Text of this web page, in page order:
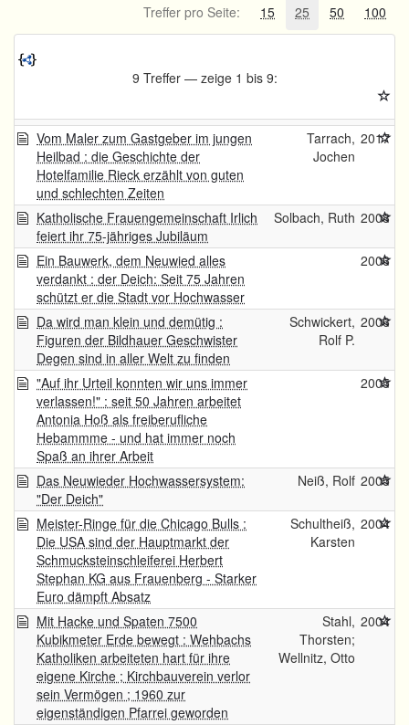
Treffer pro Seite:
15 25 50 100
9 Treffer — zeige 1 bis 9:
Vom Maler zum Gastgeber im jungen
Heilbad : die Geschichte der
Hotelfamilie Rieck erzählt von guten
und schlechten Zeiten
Tarrach,
Jochen
2017
Katholische Frauengemeinschaft Irlich
feiert ihr 75-jähriges Jubiläum
Solbach, Ruth 2008
Ein Bauwerk, dem Neuwied alles
verdankt : der Deich: Seit 75 Jahren
schützt er die Stadt vor Hochwasser
2006
Da wird man klein und demütig :
Figuren der Bildhauer Geschwister
Degen sind in aller Welt zu finden
Schwickert,
Rolf P.
2006
"Auf ihr Urteil konnten wir uns immer
verlassen!" : seit 50 Jahren arbeitet
Antonia Hoß als freiberufliche
Hebammme - und hat immer noch
Spaß an ihrer Arbeit
2005
Das Neuwieder Hochwassersystem:
"Der Deich"
Neiß, Rolf 2005
Meister-Ringe für die Chicago Bulls :
Die USA sind der Hauptmarkt der
Schmucksteinschleiferei Herbert
Stephan KG aus Frauenberg - Starker
Euro dämpft Absatz
Schultheiß,
Karsten
2004
Mit Hacke und Spaten 7500
Kubikmeter Erde bewegt : Wehbachs
Katholiken arbeiteten hart für ihre
eigene Kirche ; Kirchbauverein verlor
sein Vermögen ; 1960 zur
eigenständigen Pfarrei geworden
Stahl,
Thorsten;
Wellnitz, Otto
2004